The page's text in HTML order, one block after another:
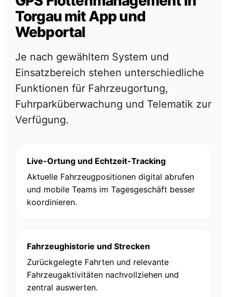
Torgau mit App und
Webportal
Je nach gewähltem System und
Einsatzbereich stehen unterschiedliche
Funktionen für Fahrzeugortung,
Fuhrparküberwachung und Telematik zur
Verfügung.
Live-Ortung und Echtzeit-Tracking
Aktuelle Fahrzeugpositionen digital abrufen
und mobile Teams im Tagesgeschäft besser
koordinieren.
Fahrzeughistorie und Strecken
Zurückgelegte Fahrten und relevante
Fahrzeugaktivitäten nachvollziehen und
zentral auswerten.